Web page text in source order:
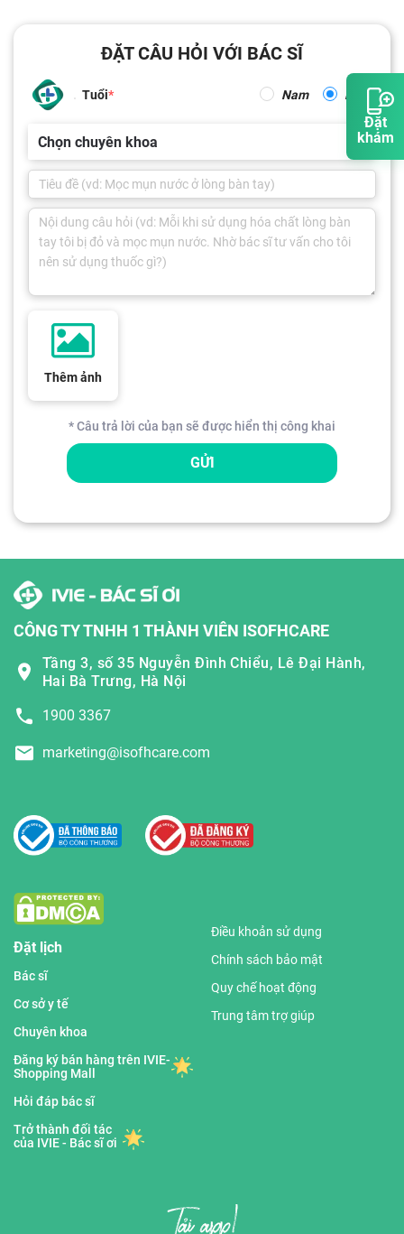
Đặt
khám
ĐẶT CÂU HỎI VỚI BÁC SĨ
Tuổi Nam Nữ
Chọn chuyên khoa
Thêm ảnh
* Câu trả lời của bạn sẽ được hiển thị công khai
GỬI
CÔNG TY TNHH 1 THÀNH VIÊN ISOFHCARE
Tầng 3, số 35 Nguyễn Đình Chiểu, Lê Đại Hành,
Hai Bà Trưng, Hà Nội
1900 3367
marketing@isofhcare.com
Đặt lịch
Bác sĩ
Cơ sở y tế
Chuyên khoa
Đăng ký bán hàng trên IVIE-
Shopping Mall
Hỏi đáp bác sĩ
Trở thành đối tác
của IVIE - Bác sĩ ơi
Điều khoản sử dụng
Chính sách bảo mật
Quy chế hoạt động
Trung tâm trợ giúp